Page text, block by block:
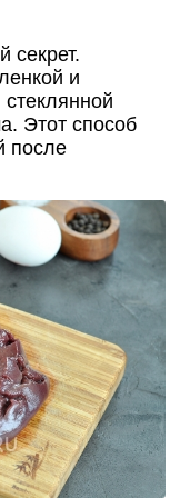
секрет.
и
Этот способ
после